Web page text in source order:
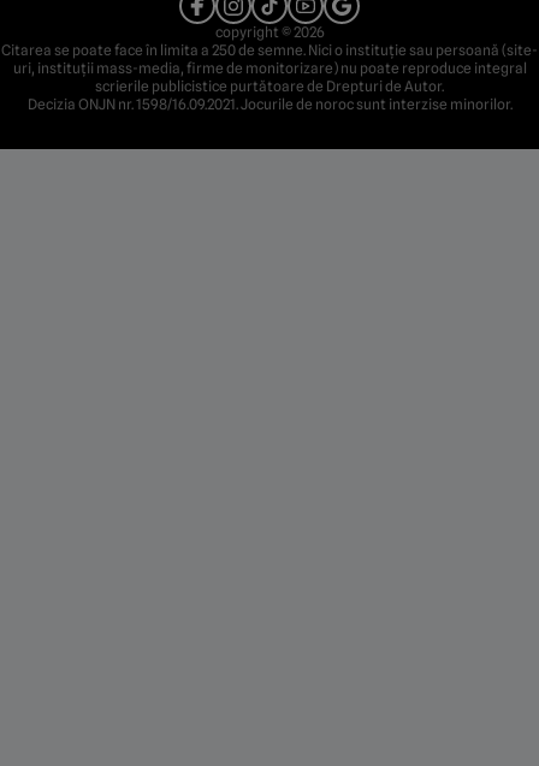
copyright © 2026
Citarea se poate face în limita a 250 de semne. Nici o instituţie sau persoană (site-
uri, instituţii mass-media, firme de monitorizare) nu poate reproduce integral
scrierile publicistice purtătoare de Drepturi de Autor.
Decizia ONJN nr. 1598/16.09.2021. Jocurile de noroc sunt interzise minorilor.